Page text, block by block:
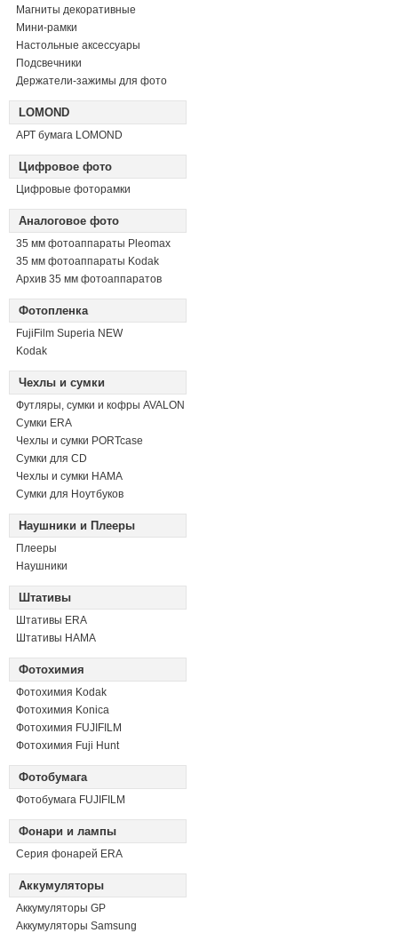
Магниты декоративные
Мини-рамки
Настольные аксессуары
Подсвечники
Держатели-зажимы для фото
LOMOND
АРТ бумага LOMOND
Цифровое фото
Цифровые фоторамки
Аналоговое фото
35 мм фотоаппараты Pleomax
35 мм фотоаппараты Kodak
Архив 35 мм фотоаппаратов
Фотопленка
FujiFilm Superia NEW
Kodak
Чехлы и сумки
Футляры, сумки и кофры AVALON
Сумки ERA
Чехлы и сумки PORTcase
Сумки для CD
Чехлы и сумки HAMA
Сумки для Ноутбуков
Наушники и Плееры
Плееры
Наушники
Штативы
Штативы ERA
Штативы HAMA
Фотохимия
Фотохимия Kodak
Фотохимия Konica
Фотохимия FUJIFILM
Фотохимия Fuji Hunt
Фотобумага
Фотобумага FUJIFILM
Фонари и лампы
Серия фонарей ERA
Аккумуляторы
Аккумуляторы GP
Аккумуляторы Samsung